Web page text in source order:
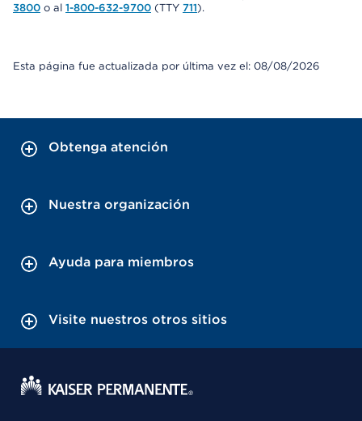
3800 o al 1-800-632-9700 (TTY 711).
Esta página fue actualizada por última vez el: 08/08/2026
Obtenga atención
Nuestra organización
Ayuda para miembros
Visite nuestros otros sitios